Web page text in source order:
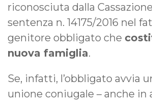
riconosciuta dalla
sentenza n. 14175/2016 nel
genitore obbligato che
nuova famiglia.
Se, infatti, l’obbligato avvia
unione coniugale – anche in